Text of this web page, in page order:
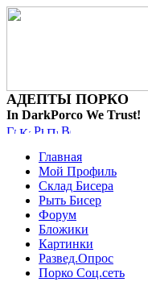
АДЕПТЫ ПОРКО
In DarkPorco We Trust!
Главная
Мой Профиль
Склад Бисера
Рыть Бисер
Форум
Бложики
Картинки
Развед.Опрос
Порко Соц.сеть